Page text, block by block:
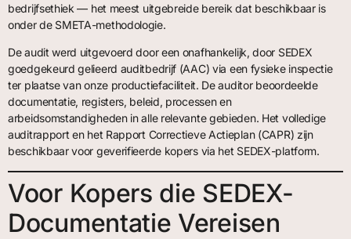
bedrijfsethiek — het meest uitgebreide bereik dat beschikbaar is
onder de SMETA-methodologie.
De audit werd uitgevoerd door een onafhankelijk, door SEDEX
goedgekeurd gelieerd auditbedrijf (AAC) via een fysieke inspectie
ter plaatse van onze productiefaciliteit. De auditor beoordeelde
documentatie, registers, beleid, processen en
arbeidsomstandigheden in alle relevante gebieden. Het volledige
auditrapport en het Rapport Correctieve Actieplan (CAPR) zijn
beschikbaar voor geverifieerde kopers via het SEDEX-platform.
Voor Kopers die SEDEX-
Documentatie Vereisen